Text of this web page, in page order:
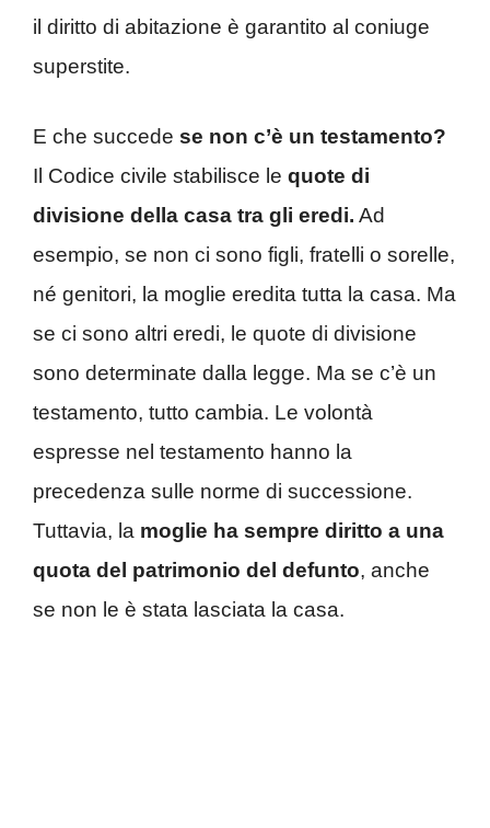
il diritto di abitazione è garantito al coniuge
superstite.
E che succede se non c’è un testamento?
Il Codice civile stabilisce le quote di
divisione della casa tra gli eredi. Ad
esempio, se non ci sono figli, fratelli o sorelle,
né genitori, la moglie eredita tutta la casa. Ma
se ci sono altri eredi, le quote di divisione
sono determinate dalla legge. Ma se c’è un
testamento, tutto cambia. Le volontà
espresse nel testamento hanno la
precedenza sulle norme di successione.
Tuttavia, la moglie ha sempre diritto a una
quota del patrimonio del defunto, anche
se non le è stata lasciata la casa.